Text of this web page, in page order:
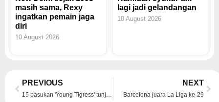
masih sama, Rexy
ingatkan pemain jaga
diri
10 August 2026
lagi jadi gelandangan
10 August 2026
Prev
PREVIOUS
15 pasukan 'Young Tigress' tunjuk skil
NEXT
Barcelona juara La Liga ke-29